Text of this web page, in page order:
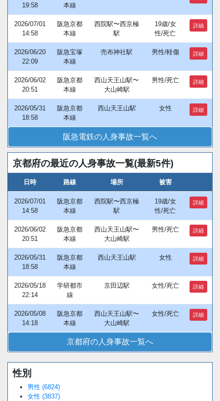
19:58 本線
2026/07/01
14:58
阪急京都
本線
西院駅〜西京極
駅
19歳/女
性/死亡
詳細
2026/06/20
22:09
阪急宝塚
本線
売布神社駅 男性/軽傷 詳細
2026/06/02
20:51
阪急京都
本線
西山天王山駅〜
大山崎駅
男性/死亡 詳細
2026/05/31
18:58
阪急京都
本線
西山天王山駅 女性 詳細
阪急電鉄の人身事故一覧へ
京都府の最近の人身事故一覧(最新5件)
日時 路線 場所 被害
2026/07/01
14:58
阪急京都
本線
西院駅〜西京極
駅
19歳/女
性/死亡
詳細
2026/06/02
20:51
阪急京都
本線
西山天王山駅〜
大山崎駅
男性/死亡 詳細
2026/05/31
18:58
阪急京都
本線
西山天王山駅 女性 詳細
2026/05/18
22:14
学研都市
線
京田辺駅 女性/死亡 詳細
2026/05/08
14:18
阪急京都
本線
西山天王山駅〜
大山崎駅
女性/死亡 詳細
京都府の人身事故一覧へ
Unmute
性別
男性 (6824)
女性 (3837)